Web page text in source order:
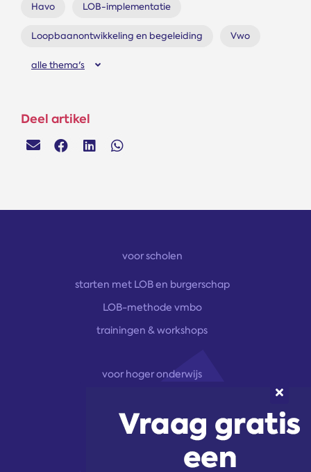
Havo LOB-implementatie
Loopbaanontwikkeling en begeleiding Vwo
alle thema's
Deel artikel
voor scholen
starten met LOB en burgerschap
LOB-methode vmbo
trainingen & workshops
voor hoger onderwijs
marketingoplossingen
trainingen & workshops